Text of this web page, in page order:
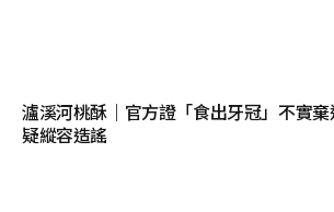
瀘溪河桃酥｜官方證「食出牙冠」不實
疑縱容造謠